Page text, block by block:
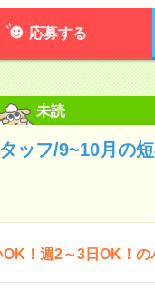
応募する
未読
ッフ/9~10月の
！週2～3日OK！の